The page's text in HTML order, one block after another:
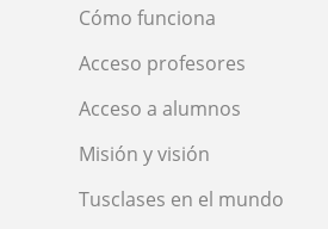
Cómo funciona
Acceso profesores
Acceso a alumnos
Misión y visión
Tusclases en el mundo